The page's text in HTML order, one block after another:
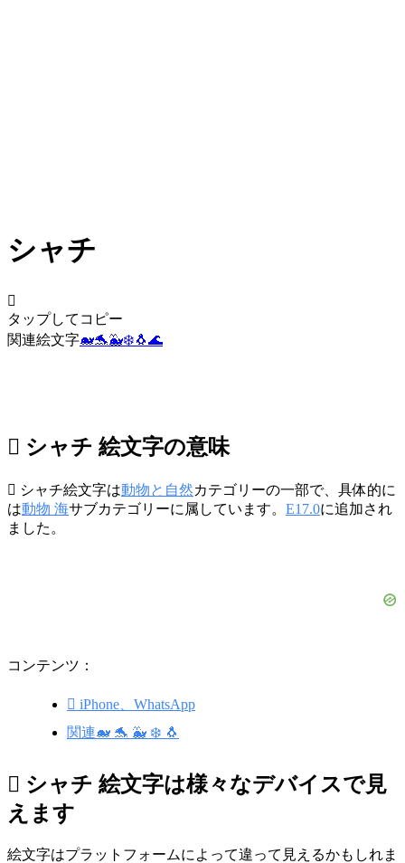
シャチ
🫍
タップしてコピー
関連絵文字🐋🐬🐳❄️🐧🌊
🫍 シャチ 絵文字の意味
🫍 シャチ絵文字は動物と自然カテゴリーの一部で、具体的に
は動物 海サブカテゴリーに属しています。 E17.0に追加され
ました。
コンテンツ：
🫍 iPhone、WhatsApp
関連🐋 🐬 🐳 ❄️ 🐧
🫍 シャチ 絵文字は様々なデバイスで見
えます
絵文字はプラットフォームによって違って見えるかもしれま